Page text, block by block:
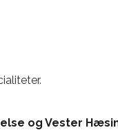
og Vester